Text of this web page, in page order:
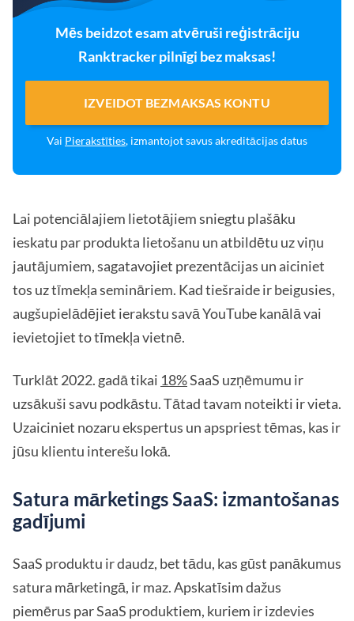
Mēs beidzot esam atvēruši reģistrāciju
Ranktracker pilnīgi bez maksas!
IZVEIDOT BEZMAKSAS KONTU
Vai Pierakstīties, izmantojot savus akreditācijas datus
Lai potenciālajiem lietotājiem sniegtu plašāku
ieskatu par produkta lietošanu un atbildētu uz viņu
jautājumiem, sagatavojiet prezentācijas un aiciniet
tos uz tīmekļa semināriem. Kad tiešraide ir beigusies,
augšupielādējiet ierakstu savā YouTube kanālā vai
ievietojiet to tīmekļa vietnē.
Turklāt 2022. gadā tikai 18%SaaS uzņēmumu ir
uzsākuši savu podkāstu. Tātad tavam noteikti ir vieta.
Uzaiciniet nozaru ekspertus un apspriest tēmas, kas ir
jūsu klientu interešu lokā.
Satura mārketings SaaS: izmantošanas
gadījumi
SaaS produktu ir daudz, bet tādu, kas gūst panākumus
satura mārketingā, ir maz. Apskatīsim dažus
piemērus par SaaS produktiem, kuriem ir izdevies